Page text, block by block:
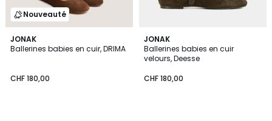
Nouveauté
JONAK
Ballerines babies en cuir, DRIMA
CHF 180,00
JONAK
Ballerines babies en cuir
velours, Deesse
CHF 180,00